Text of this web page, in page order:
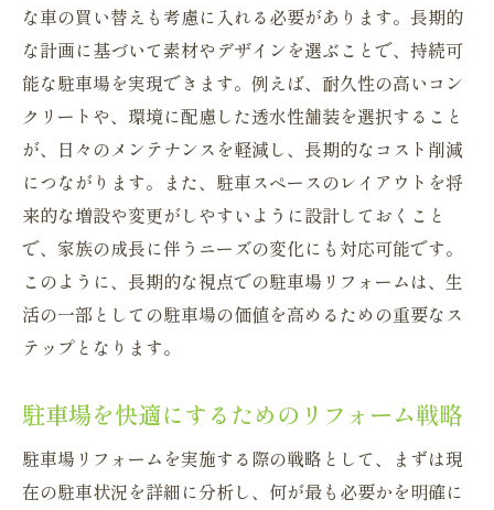
な車の買い替えも考慮に入れる必要があります。長期的
な計画に基づいて素材やデザインを選ぶことで、持続可
能な駐車場を実現できます。例えば、耐久性の高いコン
クリートや、環境に配慮した透水性舗装を選択すること
が、日々のメンテナンスを軽減し、長期的なコスト削減
につながります。また、駐車スペースのレイアウトを将
来的な増設や変更がしやすいように設計しておくこと
で、家族の成長に伴うニーズの変化にも対応可能です。
このように、長期的な視点での駐車場リフォームは、生
活の一部としての駐車場の価値を高めるための重要なス
テップとなります。
駐車場を快適にするためのリフォーム戦略
駐車場リフォームを実施する際の戦略として、まずは現
在の駐車状況を詳細に分析し、何が最も必要かを明確に